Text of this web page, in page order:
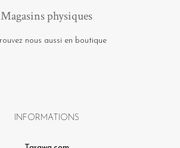
Magasins physiques
nous aussi en boutique
INFORMATIONS